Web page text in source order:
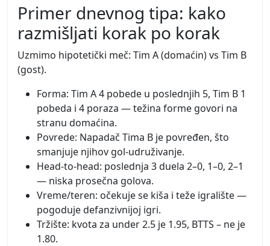
Primer dnevnog tipa: kako
razmišljati korak po korak
Uzmimo hipotetički meč: Tim A (domaćin) vs Tim B
(gost).
Forma: Tim A 4 pobede u poslednjih 5, Tim B 1
pobeda i 4 poraza — težina forme govori na
stranu domaćina.
Povrede: Napadač Tima B je povređen, što
smanjuje njihov gol-udruživanje.
Head-to-head: poslednja 3 duela 2–0, 1–0, 2–1
— niska prosečna golova.
Vreme/teren: očekuje se kiša i teže igralište —
pogoduje defanzivnijoj igri.
Tržište: kvota za under 2.5 je 1.95, BTTS – ne je
1.80.